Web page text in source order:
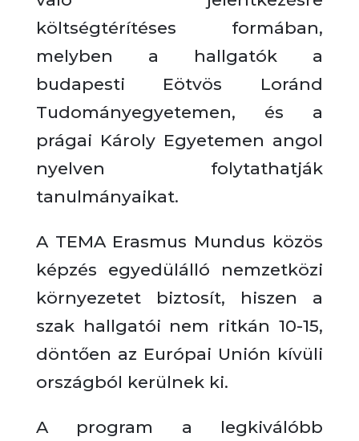
költségtérítéses formában,
melyben a hallgatók a
budapesti Eötvös Loránd
Tudományegyetemen, és a
prágai Károly Egyetemen angol
nyelven folytathatják
tanulmányaikat.
A TEMA Erasmus Mundus közös
képzés egyedülálló nemzetközi
környezetet biztosít, hiszen a
szak hallgatói nem ritkán 10-15,
döntően az Európai Unión kívüli
országból kerülnek ki.
A program a legkiválóbb